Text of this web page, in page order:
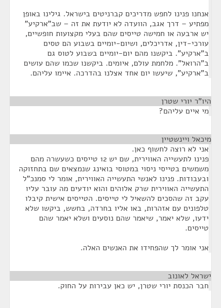
אנחנו פנינו לחפש מדריכים קברניטים בישראל. גילינו באופן
מפתיע – דרך אגב, הוועדה לא יודעת את זה – שב"ארקיע"
יש ארבעה או חמישה טייסים שהם בעלי מקצועות חופשיים,
עורכי-דין, אדריכלים, ושיום-יומיים בשבוע הם טסים
ב"ארקיע". ביקשנו מהם יום-יומיים בשבוע לטוס גם
ב"הרואל". מלחמת עולם, איומים. ביקשנו שכמו שהם עושים
ב"ארקיע", שיעשו יום אחד אצלנו בהדרכה. איימו עליהם.
היו"ר יורי שטרן
מי איים עליהם?
מיכאל ויינשטיין
אני לא רוצה לחשוף כאן.
פנינו לתעשייה האווירית, שם יש 12 טייסים כשעשרה מהם
משמשים בטייסי ניסוי במטוסי בואינג שנמצאים שם בתחזוקה
ובעבודות. פנינו לאנשי התעשייה האווירית, אומר לי סמנכ"ל
התעשייה האווירית שרק אלוהים והוא יודעים מה עובר עליו
עקב זה שהסכים להשאיל לי טייסים. הטייסים אישית קיבלו
טלפונים עם אזהרות, באו אליו בחרדה, בחשש, ביקשו שלא
ידעו, שלא יאמר, שיאמר שהם נוסעים ושלא יאמר שהם
טייסים.
אני אומר לך שהפחידו את האנשים האלה.
ישראל לאונוב
חבר הכנסת יורי שטרן, יש כאן עבירות על החוק.